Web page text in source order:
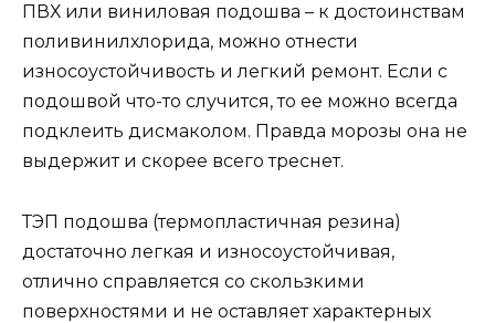
ПВХ или виниловая подошва – к достоинствам
поливинилхлорида, можно отнести
износоустойчивость и легкий ремонт. Если с
подошвой что-то случится, то ее можно всегда
подклеить дисмаколом. Правда морозы она не
выдержит и скорее всего треснет.
ТЭП подошва (термопластичная резина)
достаточно легкая и износоустойчивая,
отлично справляется со скользкими
поверхностями и не оставляет характерных